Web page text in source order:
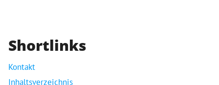
Shortlinks
Kontakt
Inhaltsverzeichnis